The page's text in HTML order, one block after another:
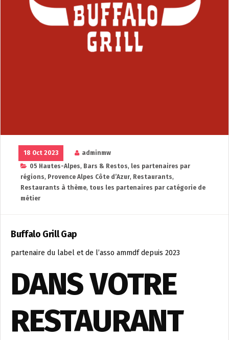
18 Oct 2023
adminmw
05 Hautes-Alpes, Bars & Restos, les partenaires par
régions, Provence Alpes Côte d’Azur, Restaurants,
Restaurants à thème, tous les partenaires par catégorie de
métier
Buffalo Grill Gap
partenaire du label et de l’asso ammdf depuis 2023
DANS VOTRE
RESTAURANT